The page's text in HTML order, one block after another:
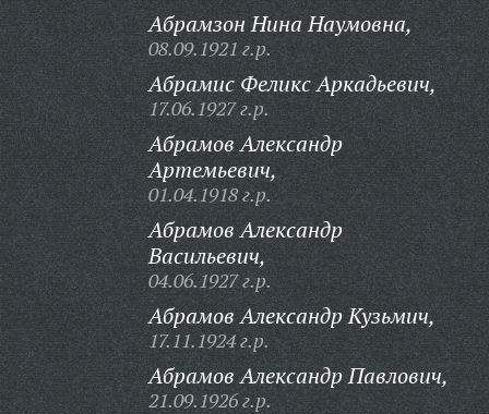
Абрамзон Нина Наумовна,
08.09.1921 г.р.
Абрамис Феликс Аркадьевич,
17.06.1927 г.р.
Абрамов Александр
Артемьевич,
01.04.1918 г.р.
Абрамов Александр
Васильевич,
04.06.1927 г.р.
Абрамов Александр Кузьмич,
17.11.1924 г.р.
Абрамов Александр Павлович,
21.09.1926 г.р.